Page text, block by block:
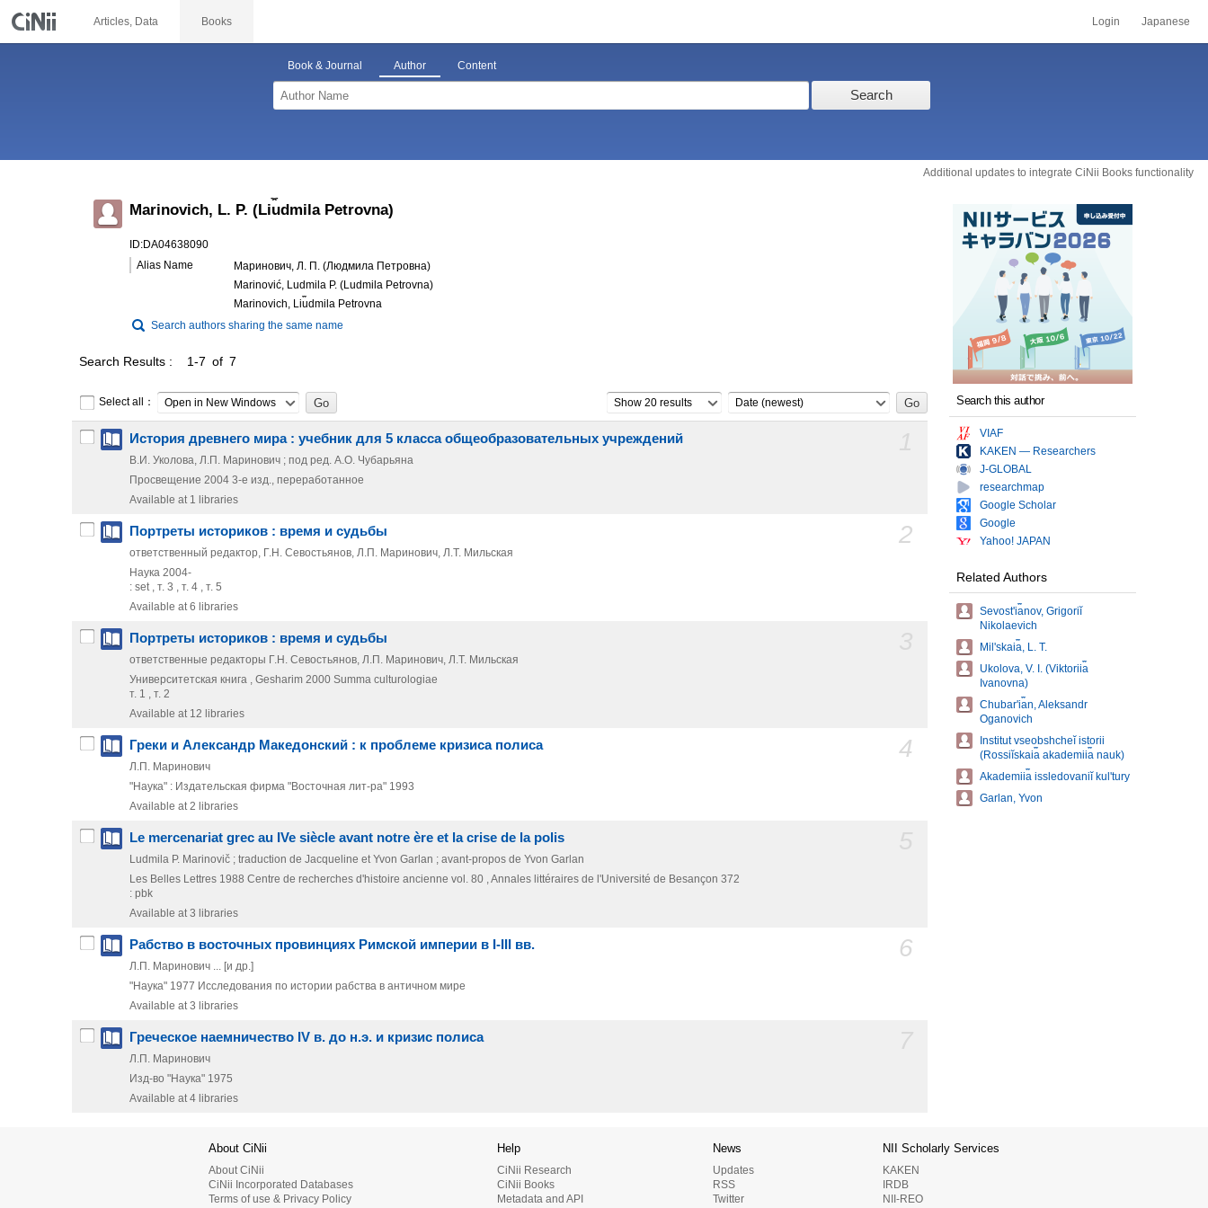
Articles, Data Books Login Japanese
Book & Journal Author Content
Search
Additional updates to integrate CiNii Books functionality
Marinovich, L. P. (Li︠u︡dmila Petrovna)
ID:DA04638090
Alias Name
Маринович, Л. П. (Людмила Петровна)
Marinović, Ludmila P. (Ludmila Petrovna)
Marinovich, Li︠u︡dmila Petrovna
Search authors sharing the same name
Search Results 1-7 of 7
Select all： Open in New Windows Show 20 results Date (newest)
История древнего мира : учебник для 5 класса общеобразовательных учреждений
В.И. Уколова, Л.П. Маринович ; под ред. А.О. Чубарьяна
Просвещение 2004 3-е изд., переработанное
Available at 1 libraries
2
Портреты историков : время и судьбы
ответственный редактор, Г.Н. Севостьянов, Л.П. Маринович, Л.Т. Мильская
Наука 2004-
: set , т. 3 , т. 4 , т. 5
Available at 6 libraries
Портреты историков : время и судьбы
ответственные редакторы Г.Н. Севостьянов, Л.П. Маринович, Л.Т. Мильская
Университетская книга , Gesharim 2000 Summa culturologiae
т. 1 , т. 2
Available at 12 libraries
4
Греки и Александр Македонский : к проблеме кризиса полиса
Л.П. Маринович
"Наука" : Издательская фирма "Восточная лит-ра" 1993
Available at 2 libraries
Le mercenariat grec au IVe siècle avant notre ère et la crise de la polis
Ludmila P. Marinovič ; traduction de Jacqueline et Yvon Garlan ; avant-propos de Yvon Garlan
Les Belles Lettres 1988 Centre de recherches d'histoire ancienne vol. 80 , Annales littéraires de l'Université de Besançon 372
: pbk
Available at 3 libraries
6
Рабство в восточных провинциях Римской империи в I-III вв.
Л.П. Маринович ... [и др.]
"Наука" 1977 Исследования по истории рабства в античном мире
Available at 3 libraries
Греческое наемничество IV в. до н.э. и кризис полиса
Л.П. Маринович
Изд-во "Наука" 1975
Available at 4 libraries
Search this author
VIAF
KAKEN — Researchers
J-GLOBAL
researchmap
Google Scholar
Google
Yahoo! JAPAN
Related Authors
Sevostʹi︠a︡nov, Grigoriĭ
Nikolaevich
Milʹskai︠a︡, L. T.
Ukolova, V. I. (Viktorii︠a︡
Ivanovna)
Chubarʹi︠a︡n, Aleksandr
Oganovich
Institut vseobshcheĭ istorii
(Rossiĭskai︠a︡ akademii︠a︡ nauk)
Akademii︠a︡ issledovaniĭ kulʹtury
Garlan, Yvon
About CiNii
About CiNii
CiNii Incorporated Databases
Terms of use & Privacy Policy
Help
CiNii Research
CiNii Books
Metadata and API
News
Updates
RSS
Twitter
NII Scholarly Services
KAKEN
IRDB
NII-REO